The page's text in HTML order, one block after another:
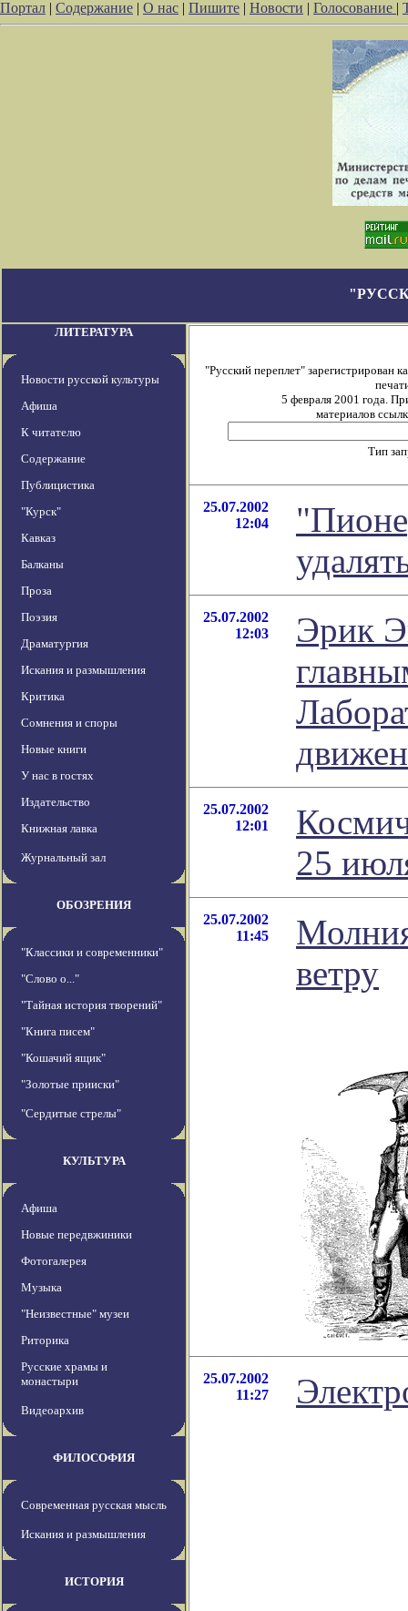
Портал | Содержание | О нас | Пишите | Новости | Голосование |
ЛИТЕРАТУРА
Новости русской культуры
Афиша
К читателю
Содержание
Публицистика
"Курск"
Кавказ
Балканы
Проза
Поэзия
Драматургия
Искания и размышления
Критика
Сомнения и споры
Новые книги
У нас в гостях
Издательство
Книжная лавка
Журнальный зал
ОБОЗРЕНИЯ
"Классики и современники"
"Слово о..."
"Тайная история творений"
"Книга писем"
"Кошачий ящик"
"Золотые прииски"
"Сердитые стрелы"
КУЛЬТУРА
Афиша
Новые передвжиники
Фотогалерея
Музыка
"Неизвестные" музеи
Риторика
Русские храмы и
монастыри
Видеоархив
ФИЛОСОФИЯ
Современная русская мысль
Искания и размышления
ИСТОРИЯ
"Русский переплет" зарегистрирован
5 февраля 2001 года.
материалов
Тип
25.07.2002
12:04
25.07.2002
12:03
Эрик
25.07.2002
12:01
25
25.07.2002
11:45
ветру
25.07.2002
11:27